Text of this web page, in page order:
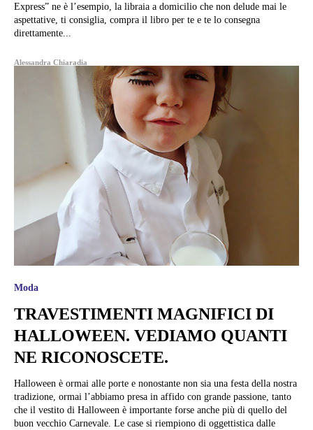
Express” ne è l’esempio, la libraia a domicilio che non delude mai le
aspettative, ti consiglia, compra il libro per te e te lo consegna
direttamente...
Alessandra Chiaradia
Moda
TRAVESTIMENTI MAGNIFICI DI
HALLOWEEN. VEDIAMO QUANTI
NE RICONOSCETE.
Halloween è ormai alle porte e nonostante non sia una festa della nostra
tradizione, ormai l’abbiamo presa in affido con grande passione, tanto
che il vestito di Halloween è importante forse anche più di quello del
buon vecchio Carnevale. Le case si riempiono di oggettistica dalle